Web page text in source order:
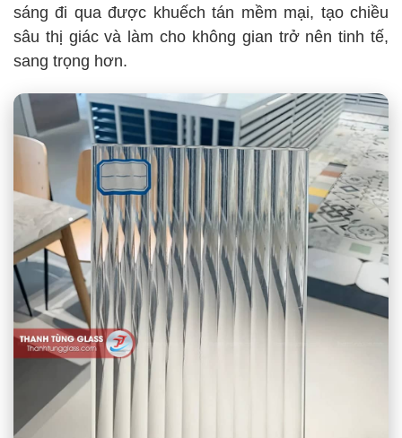
sáng đi qua được khuếch tán mềm mại, tạo chiều
sâu thị giác và làm cho không gian trở nên tinh tế,
sang trọng hơn.